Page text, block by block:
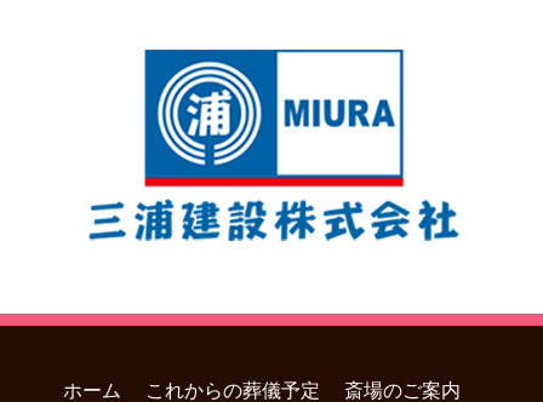
ホーム これからの葬儀予定 斎場のご案内